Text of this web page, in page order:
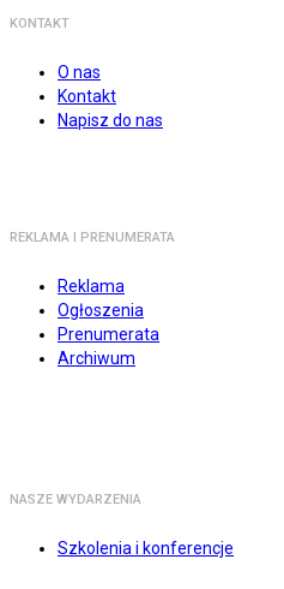
KONTAKT
O nas
Kontakt
Napisz do nas
REKLAMA I PRENUMERATA
Reklama
Ogłoszenia
Prenumerata
Archiwum
NASZE WYDARZENIA
Szkolenia i konferencje